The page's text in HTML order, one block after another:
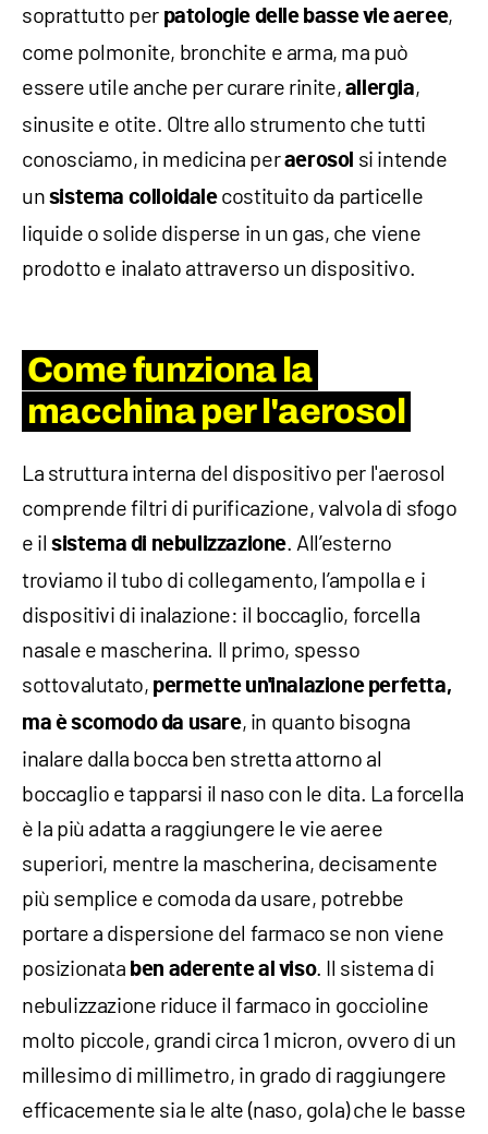
soprattutto per patologie delle basse vie aeree,
come polmonite, bronchite e arma, ma può
essere utile anche per curare rinite, allergia,
sinusite e otite. Oltre allo strumento che tutti
conosciamo, in medicina peraerosol si intende
un sistema colloidalecostituito da particelle
liquide o solide disperse in un gas, che viene
prodotto e inalato attraverso un dispositivo.
Come funziona la
macchina per l'aerosol
La struttura interna del dispositivo per l'aerosol
comprende filtri di purificazione, valvola di sfogo
e ilsistema di nebulizzazione. All’esterno
troviamo il tubo di collegamento, l’ampolla e i
dispositivi di inalazione: il boccaglio, forcella
nasale e mascherina. Il primo, spesso
sottovalutato, permette un'inalazione perfetta,
ma è scomodo da usare, in quanto bisogna
inalare dalla bocca ben stretta attorno al
boccaglio e tapparsi il naso con le dita. La forcella
è la più adatta a raggiungere le vie aeree
superiori, mentre la mascherina, decisamente
più semplice e comoda da usare, potrebbe
portare a dispersione del farmaco se non viene
posizionata ben aderente al viso. Il sistema di
nebulizzazione riduce il farmaco in goccioline
molto piccole, grandi circa 1 micron, ovvero di un
millesimo di millimetro, in grado di raggiungere
efficacemente sia le alte (naso, gola) che le basse